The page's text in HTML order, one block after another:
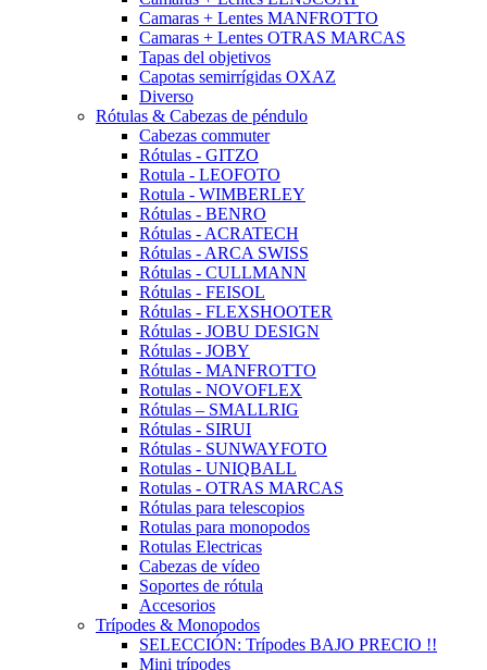
Camaras + Lentes MANFROTTO
Camaras + Lentes OTRAS MARCAS
Tapas del objetivos
Capotas semirrígidas OXAZ
Diverso
Rótulas & Cabezas de péndulo
Cabezas commuter
Rótulas - GITZO
Rotula - LEOFOTO
Rotula - WIMBERLEY
Rótulas - BENRO
Rótulas - ACRATECH
Rótulas - ARCA SWISS
Rótulas - CULLMANN
Rótulas - FEISOL
Rótulas - FLEXSHOOTER
Rótulas - JOBU DESIGN
Rótulas - JOBY
Rótulas - MANFROTTO
Rotulas - NOVOFLEX
Rótulas – SMALLRIG
Rótulas - SIRUI
Rótulas - SUNWAYFOTO
Rotulas - UNIQBALL
Rotulas - OTRAS MARCAS
Rótulas para telescopios
Rotulas para monopodos
Rotulas Electricas
Cabezas de vídeo
Soportes de rótula
Accesorios
Trípodes & Monopodos
SELECCIÓN: Trípodes BAJO PRECIO !!
Mini trípodes